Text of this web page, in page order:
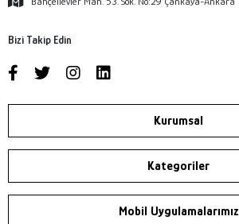
Bizi Takip Edin
Kurumsal
Kategoriler
Mobil Uygulamalarımız